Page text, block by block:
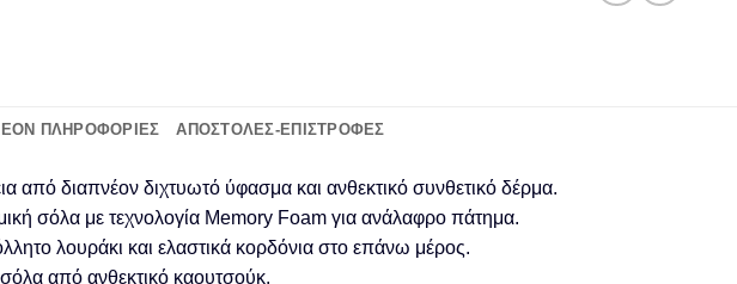
ΠΛΗΡΟΦΟΡΊΕΣ ΑΠΟΣΤΟΛΈΣ-ΕΠΙΣΤΡΟΦΈΣ
από διαπνέον διχτυωτό ύφασμα και ανθεκτικό συνθετικό δέρμα.
σόλα με τεχνολογία Memory Foam για ανάλαφρο πάτημα.
λουράκι και ελαστικά κορδόνια στο επάνω μέρος.
από ανθεκτικό καουτσούκ.